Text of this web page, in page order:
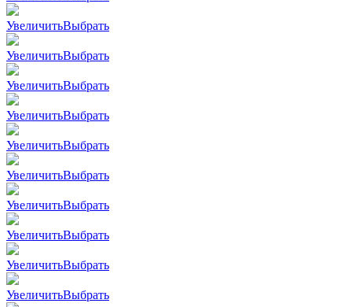
УвеличитьВыбрать
УвеличитьВыбрать
УвеличитьВыбрать
УвеличитьВыбрать
УвеличитьВыбрать
УвеличитьВыбрать
УвеличитьВыбрать
УвеличитьВыбрать
УвеличитьВыбрать
УвеличитьВыбрать